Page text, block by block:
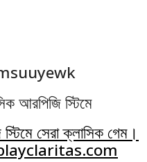
আরপিজি স্টিমে
সেরা ক্লাসিক গেম।
playclaritas.com